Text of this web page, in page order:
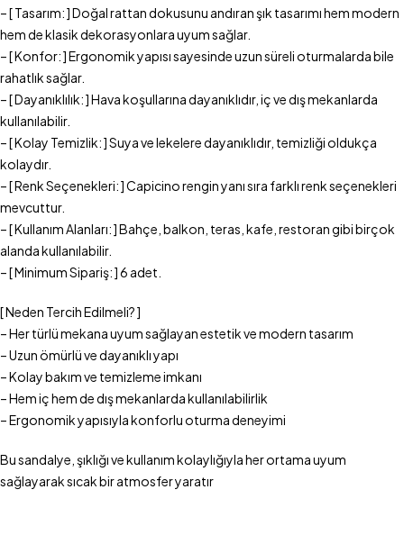
– [ Tasarım: ] Doğal rattan dokusunu andıran şık tasarımı hem modern
hem de klasik dekorasyonlara uyum sağlar.
– [ Konfor: ] Ergonomik yapısı sayesinde uzun süreli oturmalarda bile
rahatlık sağlar.
– [ Dayanıklılık: ] Hava koşullarına dayanıklıdır, iç ve dış mekanlarda
kullanılabilir.
– [ Kolay Temizlik: ] Suya ve lekelere dayanıklıdır, temizliği oldukça
kolaydır.
– [ Renk Seçenekleri: ] Capicino rengin yanı sıra farklı renk seçenekleri
mevcuttur.
– [ Kullanım Alanları: ] Bahçe, balkon, teras, kafe, restoran gibi birçok
alanda kullanılabilir.
– [ Minimum Sipariş: ] 6 adet.
[ Neden Tercih Edilmeli? ]
– Her türlü mekana uyum sağlayan estetik ve modern tasarım
– Uzun ömürlü ve dayanıklı yapı
– Kolay bakım ve temizleme imkanı
– Hem iç hem de dış mekanlarda kullanılabilirlik
– Ergonomik yapısıyla konforlu oturma deneyimi
Bu sandalye, şıklığı ve kullanım kolaylığıyla her ortama uyum
sağlayarak sıcak bir atmosfer yaratır